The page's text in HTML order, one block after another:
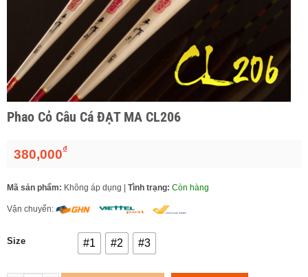
Phao Cỏ Câu Cá ĐẠT MA CL206
380,000₫
Mã sản phẩm: Không áp dụng | Tình trạng: Còn hàng
Vận chuyển:
Size #1 #2 #3